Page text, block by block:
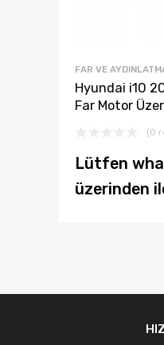
FAR VE
Hyundai i10
Far Motor
(0
Lütfen
üzerinden